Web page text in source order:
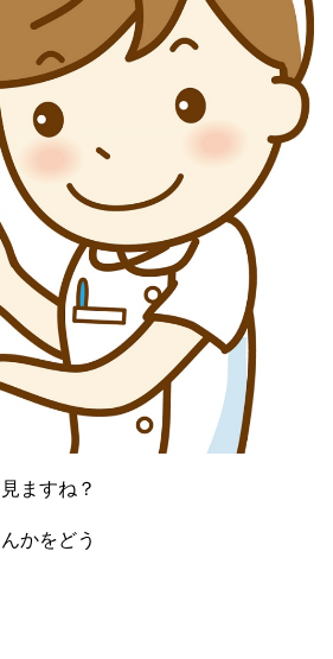
ますね？
かをどう